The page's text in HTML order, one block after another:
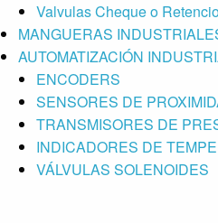
Valvulas Cheque o
MANGUERAS
AUTOMATIZACIÓN
ENCODERS
SENSORES DE
TRANSMISORES DE
INDICADORES DE
VÁLVULAS SOLENOIDES